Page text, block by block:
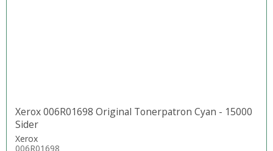
Xerox 006R01698 Original Tonerpatron Cyan - 15000
Sider
Xerox
006R01698